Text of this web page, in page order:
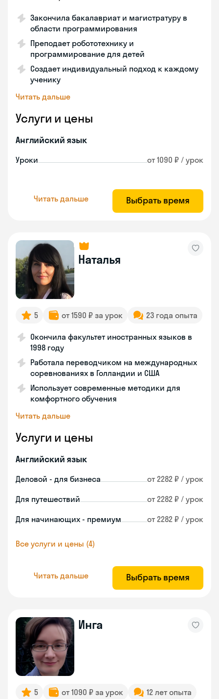
Закончила бакалавриат и магистратуру в
области программирования
Преподает робототехнику и
программирование для детей
Создает индивидуальный подход к каждому
ученику
Читать дальше
Услуги и цены
Английский язык
Уроки от 1090 ₽ / урок
Читать дальше Выбрать время
Наталья
5 от 1590 ₽ за урок 23 года опыта
Окончила факультет иностранных языков в
1998 году
Работала переводчиком на международных
соревнованиях в Голландии и США
Использует современные методики для
комфортного обучения
Читать дальше
Услуги и цены
Английский язык
Деловой - для бизнеса от 2282 ₽ / урок
Для путешествий от 2282 ₽ / урок
Для начинающих - премиум от 2282 ₽ / урок
Все услуги и цены (4)
Читать дальше Выбрать время
Инга
5 от 1090 ₽ за урок 12 лет опыта